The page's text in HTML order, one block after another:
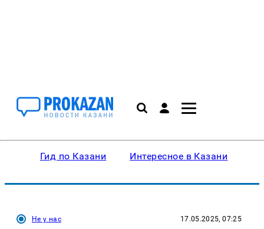
Гид по Казани Интересное в Казани
Не у нас 17.05.2025, 07:25